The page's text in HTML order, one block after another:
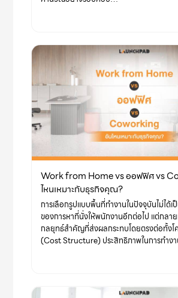
Work from Home vs ออฟฟิศ vs
ไหนเหมาะกับธุรกิจคุณ?
การเลือกรูปแบบพื้นที่ทำงานในปัจจุบันไม่ได้เ
ของการหาที่นั่งให้พนักงานอีกต่อไป แต่กลาย
กลยุทธ์สำคัญที่ส่งผลกระทบโดยตรงต่อทั้งโ
(Cost Structure) ประสิทธิภาพในการทำ